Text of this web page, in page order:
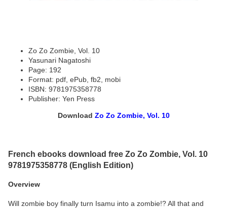
Zo Zo Zombie, Vol. 10
Yasunari Nagatoshi
Page: 192
Format: pdf, ePub, fb2, mobi
ISBN: 9781975358778
Publisher: Yen Press
Download Zo Zo Zombie, Vol. 10
French ebooks download free Zo Zo Zombie, Vol. 10
9781975358778 (English Edition)
Overview
Will zombie boy finally turn Isamu into a zombie!? All that and